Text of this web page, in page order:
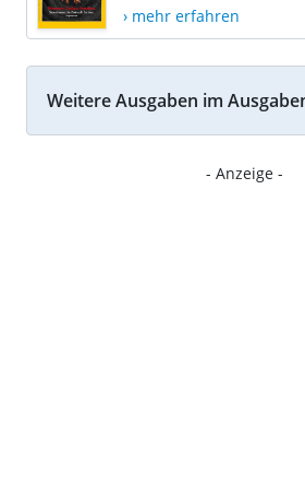
› mehr erfahren
Weitere Ausgaben im
- Anzeige -